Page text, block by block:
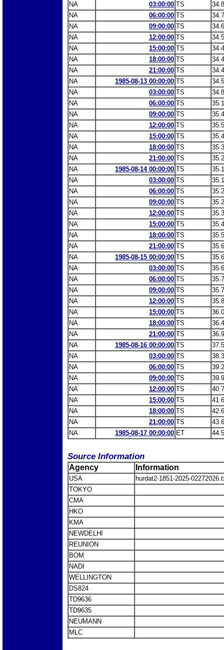
NA
03:00:00 TS
NA
06:00:00 TS
NA
09:00:00 TS
NA
12:00:00 TS
NA
15:00:00 TS
NA
18:00:00 TS
NA
21:00:00 TS
NA
1985-08-13 00:00:00 TS
NA
03:00:00 TS
NA
06:00:00 TS
NA
09:00:00 TS
NA
12:00:00 TS
NA
15:00:00 TS
NA
18:00:00 TS
NA
21:00:00 TS
NA
1985-08-14 00:00:00 TS
NA
03:00:00 TS
NA
06:00:00 TS
NA
09:00:00 TS
NA
12:00:00 TS
NA
15:00:00 TS
NA
18:00:00 TS
NA
21:00:00 TS
NA
1985-08-15 00:00:00 TS
NA
03:00:00 TS
NA
06:00:00 TS
NA
09:00:00 TS
NA
12:00:00 TS
NA
15:00:00 TS
NA
18:00:00 TS
NA
21:00:00 TS
NA
1985-08-16 00:00:00 TS
NA
03:00:00 TS
NA
06:00:00 TS
NA
09:00:00 TS
NA
12:00:00 TS
NA
15:00:00 TS
NA
18:00:00 TS
NA
21:00:00 TS
NA
1985-08-17 00:00:00 ET
Source Information
Agency Information
USA
hurdat2-1851-2025-
TOKYO
CMA
HKO
KMA
NEWDELHI
REUNION
BOM
NADI
WELLINGTON
DS824
TD9636
TD9635
NEUMANN
MLC